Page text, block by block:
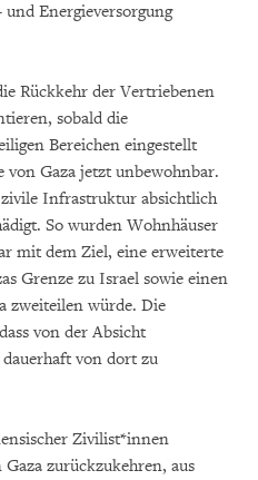
Energieversorgung
Rückkehr der Vertriebenen
sobald die
Bereichen eingestellt
von Gaza jetzt unbewohnbar.
Infrastruktur absichtlich
So wurden Wohnhäuser
mit dem Ziel, eine erweiterte
Grenze zu Israel sowie einen
zweiteilen würde. Die
von der Absicht
von dort zu
Zivilist*innen
zurückzukehren, aus